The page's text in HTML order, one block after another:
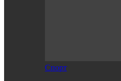
Спорт